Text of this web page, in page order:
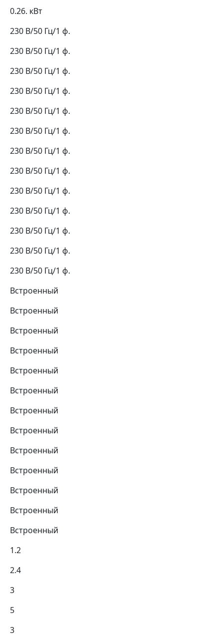
0.26. кВт
230 В/50 Гц/1 ф.
230 В/50 Гц/1 ф.
230 В/50 Гц/1 ф.
230 В/50 Гц/1 ф.
230 В/50 Гц/1 ф.
230 В/50 Гц/1 ф.
230 В/50 Гц/1 ф.
230 В/50 Гц/1 ф.
230 В/50 Гц/1 ф.
230 В/50 Гц/1 ф.
230 В/50 Гц/1 ф.
230 В/50 Гц/1 ф.
230 В/50 Гц/1 ф.
Встроенный
Встроенный
Встроенный
Встроенный
Встроенный
Встроенный
Встроенный
Встроенный
Встроенный
Встроенный
Встроенный
Встроенный
Встроенный
1.2
2.4
3
5
3